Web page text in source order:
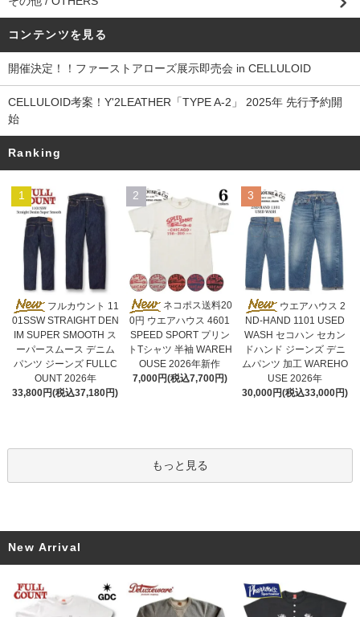
コンテンツを見る
開催決定！！ファーストアローズ展示即売会 in CELLULOID
CELLULOID考案！Y'2LEATHER「TYPE A-2」 2025年 先行予約開
始
Ranking
1
フルカウント 11
01SSW STRAIGHT DEN
IM SUPER SMOOTH ス
ーパースムース デニム
パンツ ジーンズ FULLC
OUNT 2026年
33,800円(税込37,180円)
2
ネコポス送料20
0円 ウエアハウス 4601
SPEED SPORT プリン
トTシャツ 半袖 WAREH
OUSE 2026年新作
7,000円(税込7,700円)
3
ウエアハウス 2
ND-HAND 1101 USED
WASH セコハン セカン
ドハンド ジーンズ デニ
ムパンツ 加工 WAREHO
USE 2026年
30,000円(税込33,000円)
もっと見る
New Arrival